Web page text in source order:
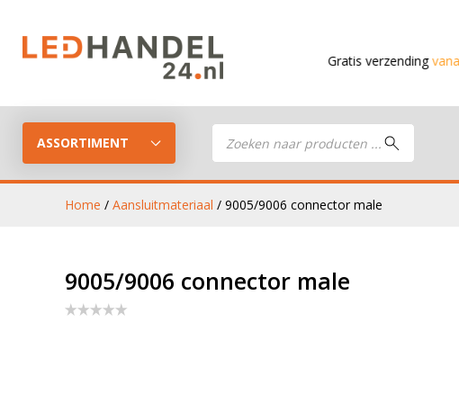
Gratis verzendingvanaf € 150,- in
ASSORTIMENT
Producten
zoeken
LED Guide
Stel je eigen LED-pakket samen
LED werklampen
Home / Aansluitmateriaal / 9005/9006 connector male
9005/9006 connector male